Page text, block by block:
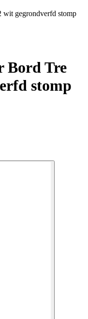
gegrondverfd stomp
Bord Tre
stomp